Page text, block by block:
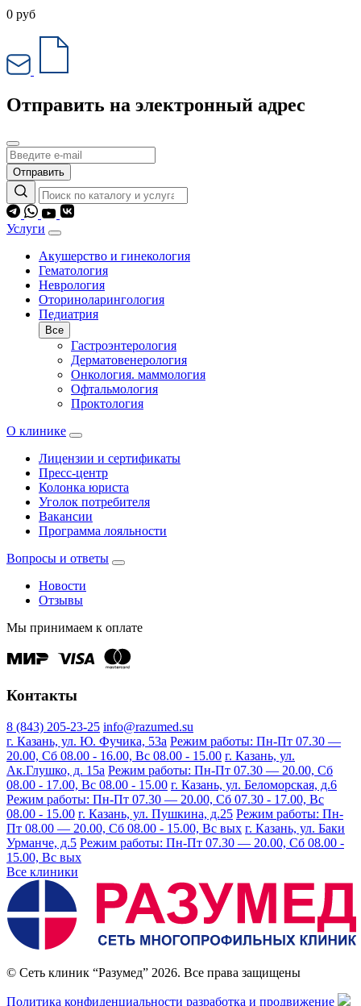
0 руб
Отправить на электронный адрес
Отправить
Услуги
Акушерство и гинекология
Гематология
Неврология
Оториноларингология
Педиатрия
Все
Гастроэнтерология
Дерматовенерология
Онкология. маммология
Офтальмология
Проктология
О клинике
Лицензии и сертификаты
Пресс-центр
Колонка юриста
Уголок потребителя
Вакансии
Программа лояльности
Вопросы и ответы
Новости
Отзывы
Мы принимаем к оплате
Контакты
8 (843) 205-23-25 info@razumed.su
г. Казань, ул. Ю. Фучика, 53а Режим работы: Пн-Пт 07.30 —
20.00, Сб 08.00 - 16.00, Вс 08.00 - 15.00 г. Казань, ул.
Ак.Глушко, д. 15а Режим работы: Пн-Пт 07.30 — 20.00, Сб
08.00 - 17.00, Вс 08.00 - 15.00 г. Казань, ул. Беломорская, д.6
Режим работы: Пн-Пт 07.30 — 20.00, Сб 07.30 - 17.00, Вс
08.00 - 15.00 г. Казань, ул. Пушкина, д.25 Режим работы: Пн-
Пт 08.00 — 20.00, Сб 08.00 - 15.00, Вс вых г. Казань, ул. Баки
Урманче, д.5 Режим работы: Пн-Пт 07.30 — 20.00, Сб 08.00 -
15.00, Вс вых
Все клиники
© Сеть клиник “Разумед” 2026. Все права защищены
Политика конфиденциальности разработка и продвижение